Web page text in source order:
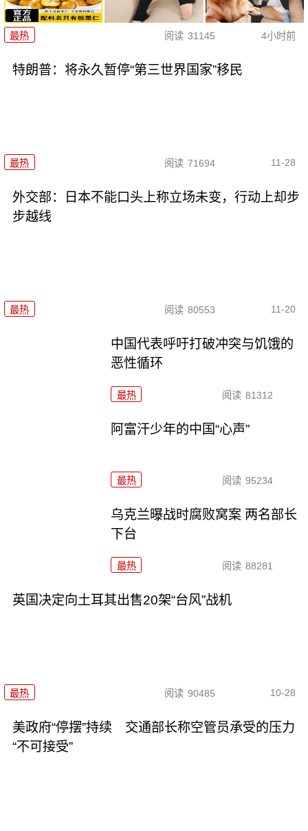
最热 阅读 31145 4小时前
特朗普：将永久暂停“第三世界国家”移民
最热 阅读 71694 11-28
外交部：日本不能口头上称立场未变，行动上却步
步越线
最热 阅读 80553 11-20
中国代表呼吁打破冲突与饥饿的
恶性循环
最热 阅读 81312
阿富汗少年的中国“心声”
最热 阅读 95234
乌克兰曝战时腐败窝案 两名部长
下台
最热 阅读 88281
英国决定向土耳其出售20架“台风”战机
最热 阅读 90485 10-28
美政府“停摆”持续 交通部长称空管员承受的压力
“不可接受”